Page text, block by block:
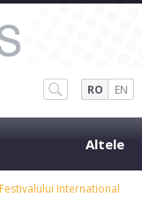
RO EN
Altele
International